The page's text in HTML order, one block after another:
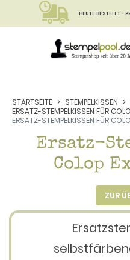
HEUTE BESTELLT -
STARTSEITE
STEMPELKISSEN
ERSATZ-STEMPELKISSEN FÜR
ERSATZ-STEMPELKISSEN FÜR
Ersatz-
Colop
ZUR